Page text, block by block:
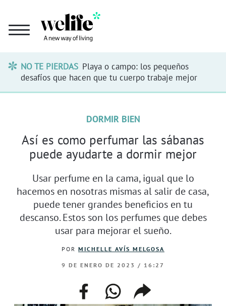
NO TE PIERDAS Playa o campo: los pequeños
desafíos que hacen que tu cuerpo trabaje mejor
DORMIR BIEN
Así es como perfumar las sábanas
puede ayudarte a dormir mejor
Usar perfume en la cama, igual que lo
hacemos en nosotras mismas al salir de casa,
puede tener grandes beneficios en tu
descanso. Estos son los perfumes que debes
usar para mejorar el sueño.
POR MICHELLE AVÍS MELGOSA
9 DE ENERO DE 2023 / 16:27
facebookwhatsappcompartir
enlace